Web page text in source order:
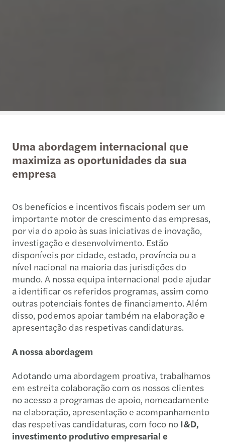
Uma abordagem internacional que
maximiza as oportunidades da sua
empresa
Os benefícios e incentivos fiscais podem ser um
importante motor de crescimento das empresas,
por via do apoio às suas iniciativas de inovação,
investigação e desenvolvimento. Estão
disponíveis por cidade, estado, província ou a
nível nacional na maioria das jurisdições do
mundo. A nossa equipa internacional pode ajudar
a identificar os referidos programas, assim como
outras potenciais fontes de financiamento. Além
disso, podemos apoiar também na elaboração e
apresentação das respetivas candidaturas.
A nossa abordagem
Adotando uma abordagem proativa, trabalhamos
em estreita colaboração com os nossos clientes
no acesso a programas de apoio, nomeadamente
na elaboração, apresentação e acompanhamento
das respetivas candidaturas, com foco no I&D,
investimento produtivo empresarial e